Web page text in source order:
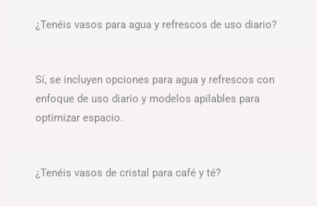
¿Tenéis vasos para agua y refrescos de uso diario?
Sí, se incluyen opciones para agua y refrescos con
enfoque de uso diario y modelos apilables para
optimizar espacio.
¿Tenéis vasos de cristal para café y té?